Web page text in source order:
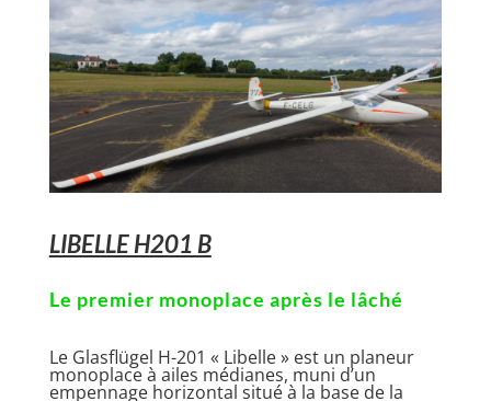
LIBELLE H201 B
Le premier monoplace après le lâché
Le Glasflügel H-201 « Libelle » est un planeur
monoplace à ailes médianes, muni d’un
empennage horizontal situé à la base de la